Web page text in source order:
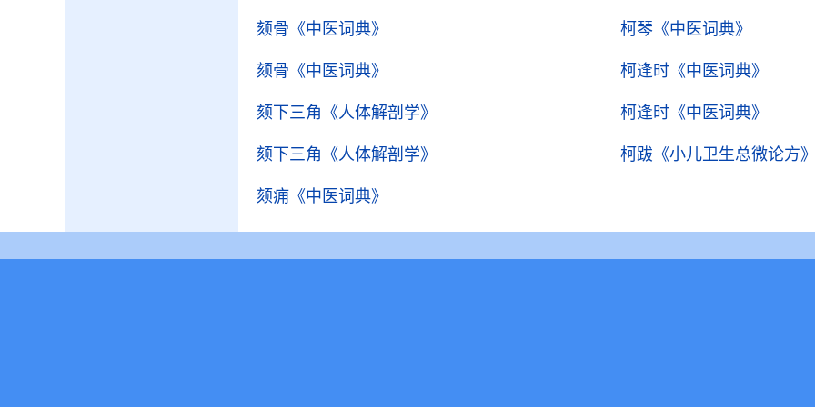
颏骨 《中医词典》 柯琴 《中医词典》
颏骨 《中医词典》 柯逢时 《中医词典》
颏下三角 《人体解剖学》 柯逢时 《中医词典》
颏下三角 《人体解剖学》 柯跋 《小儿卫生总微论方
颏痈 《中医词典》